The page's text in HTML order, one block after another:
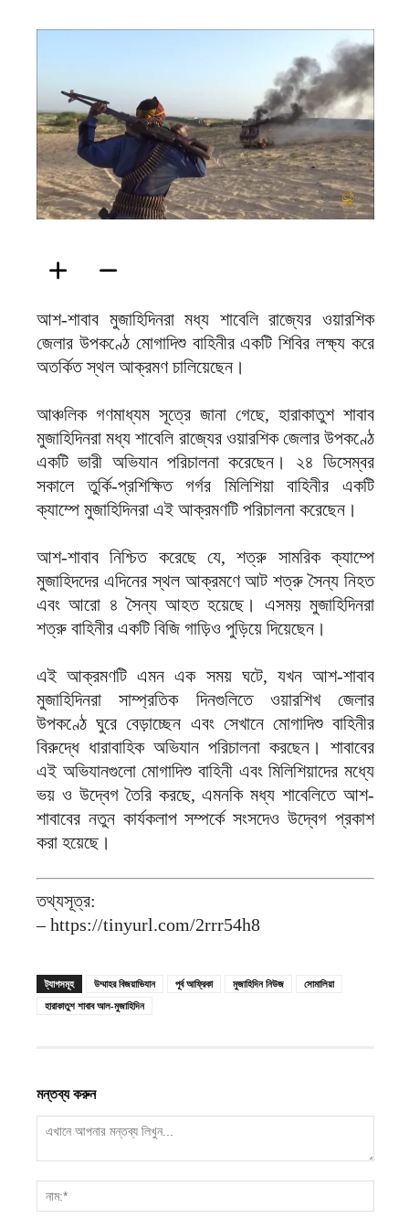
আশ-শাবাব মুজাহিদিনরা মধ্য শাবেলি রাজ্যের ওয়ারশিক
জেলার উপকণ্ঠে মোগাদিশু বাহিনীর একটি শিবির লক্ষ্য করে
অতর্কিত স্থল আক্রমণ চালিয়েছেন।
আঞ্চলিক গণমাধ্যম সূত্রে জানা গেছে, হারাকাতুশ শাবাব
মুজাহিদিনরা মধ্য শাবেলি রাজ্যের ওয়ারশিক জেলার উপকণ্ঠে
একটি ভারী অভিযান পরিচালনা করেছেন। ২৪ ডিসেম্বর
সকালে তুর্কি-প্রশিক্ষিত গর্গর মিলিশিয়া বাহিনীর একটি
ক্যাম্পে মুজাহিদিনরা এই আক্রমণটি পরিচালনা করেছেন।
আশ-শাবাব নিশ্চিত করেছে যে, শত্রু সামরিক ক্যাম্পে
মুজাহিদদের এদিনের স্থল আক্রমণে আট শত্রু সৈন্য নিহত
এবং আরো ৪ সৈন্য আহত হয়েছে। এসময় মুজাহিদিনরা
শত্রু বাহিনীর একটি বিজি গাড়িও পুড়িয়ে দিয়েছেন।
এই আক্রমণটি এমন এক সময় ঘটে, যখন আশ-শাবাব
মুজাহিদিনরা সাম্প্রতিক দিনগুলিতে ওয়ারশিখ জেলার
উপকণ্ঠে ঘুরে বেড়াচ্ছেন এবং সেখানে মোগাদিশু বাহিনীর
বিরুদ্ধে ধারাবাহিক অভিযান পরিচালনা করছেন। শাবাবের
এই অভিযানগুলো মোগাদিশু বাহিনী এবং মিলিশিয়াদের মধ্যে
ভয় ও উদ্বেগ তৈরি করছে, এমনকি মধ্য শাবেলিতে আশ-
শাবাবের নতুন কার্যকলাপ সম্পর্কে সংসদেও উদ্বেগ প্রকাশ
করা হয়েছে।
তথ্যসূত্র:
– https://tinyurl.com/2rrr54h8
ট্যাগসমূহ উম্মাহর বিজয়াভিযান পূর্ব আফ্রিকা মুজাহিদিন নিউজ
সোমালিয়া
হারাকাতুশ শাবাব আল-মুজাহিদিন
মন্তব্য করুন